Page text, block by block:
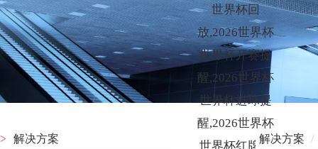
世界杯回
放,2026世界杯
世界杯开赛提
醒,2026世界杯
世界杯进球提
醒,2026世界杯
世界杯红牌提
> 解决方案 解决方案 /